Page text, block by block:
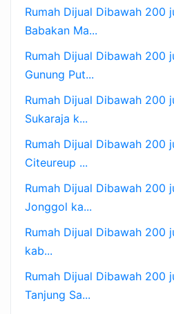
Rumah Dijual Dibawah 200
Babakan Ma...
Rumah Dijual Dibawah 200
Gunung Put...
Rumah Dijual Dibawah 200
Sukaraja k...
Rumah Dijual Dibawah 200
Citeureup ...
Rumah Dijual Dibawah 200
Jonggol ka...
Rumah Dijual Dibawah 200
kab...
Rumah Dijual Dibawah 200
Tanjung Sa...